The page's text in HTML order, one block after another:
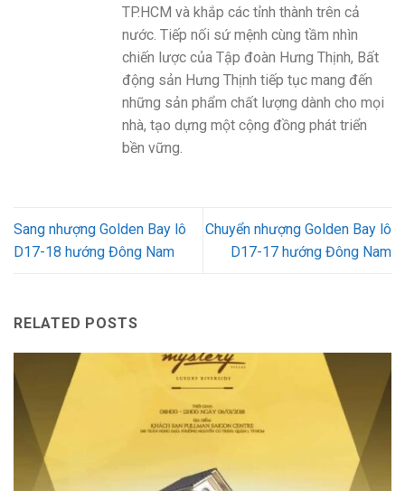
TP.HCM và khắp các tỉnh thành trên cả
nước. Tiếp nối sứ mệnh cùng tầm nhìn
chiến lược của Tập đoàn Hưng Thịnh, Bất
động sản Hưng Thịnh tiếp tục mang đến
những sản phẩm chất lượng dành cho mọi
nhà, tạo dựng một cộng đồng phát triển
bền vững.
Sang nhượng Golden Bay lô
D17-18 hướng Đông Nam
Chuyển nhượng Golden Bay lô
D17-17 hướng Đông Nam
RELATED POSTS